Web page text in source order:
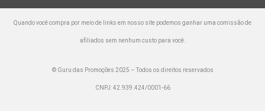
Quando você compra por meio de links em nosso site podemos ganhar uma comissão de
afiliados sem nenhum custo para você.
© Guru das Promoções 2025 – Todos os direitos reservados
CNPJ: 42.939.424/0001-66